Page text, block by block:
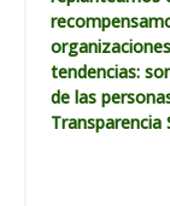
tendencias:
de las
Transparencia